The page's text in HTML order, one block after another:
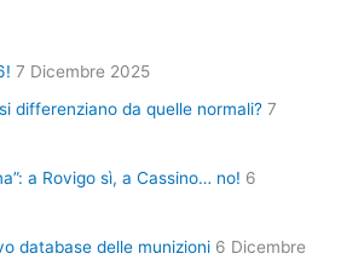
7 Dicembre 2025
differenziano da quelle normali? 7
a Rovigo sì, a Cassino… no! 6
database delle munizioni 6 Dicembre